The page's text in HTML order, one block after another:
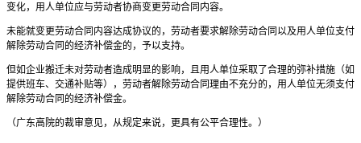
变化，用人单位应与劳动者协商变更劳动合同内容。
未能就变更劳动合同内容达成协议的，劳动者要求解除劳动合同以及用人单位支付
解除劳动合同的经济补偿金的，予以支持。
但如企业搬迁未对劳动者造成明显的影响，且用人单位采取了合理的弥补措施（如
提供班车、交通补贴等），劳动者解除劳动合同理由不充分的，用人单位无须支付
解除劳动合同的经济补偿金。
（广东高院的裁审意见，从规定来说，更具有公平合理性。）